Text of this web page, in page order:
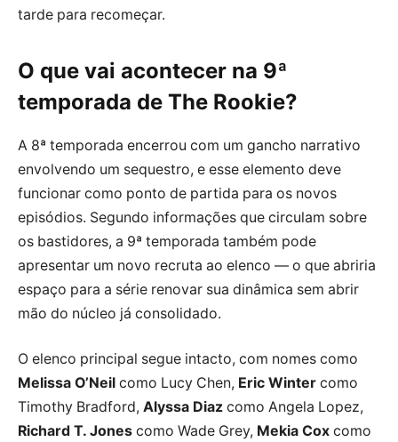
tarde para recomeçar.
O que vai acontecer na 9ª
temporada de The Rookie?
A 8ª temporada encerrou com um gancho narrativo
envolvendo um sequestro, e esse elemento deve
funcionar como ponto de partida para os novos
episódios. Segundo informações que circulam sobre
os bastidores, a 9ª temporada também pode
apresentar um novo recruta ao elenco — o que abriria
espaço para a série renovar sua dinâmica sem abrir
mão do núcleo já consolidado.
O elenco principal segue intacto, com nomes como
Melissa O’Neil como Lucy Chen, Eric Winter como
Timothy Bradford, Alyssa Diaz como Angela Lopez,
Richard T. Jones como Wade Grey, Mekia Cox como